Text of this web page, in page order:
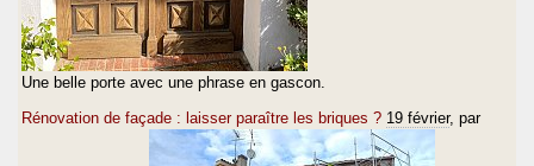
Une belle porte avec une phrase en gascon.
Rénovation de façade : laisser paraître les briques ? 19 février, par